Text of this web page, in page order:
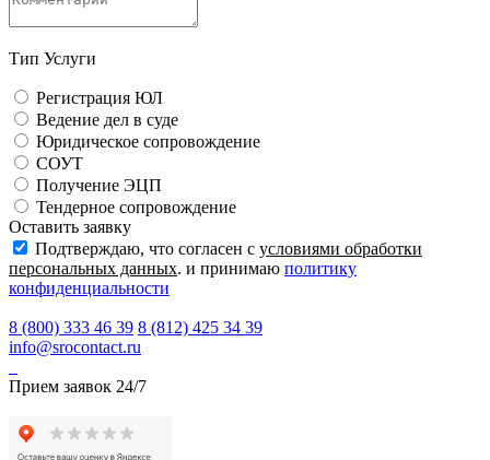
Тип Услуги
Регистрация ЮЛ
Ведение дел в суде
Юридическое сопровождение
СОУТ
Получение ЭЦП
Тендерное сопровождение
Оставить заявку
Подтверждаю, что согласен с условиями обработки
персональных данных. и принимаю политику
конфиденциальности
8 (800) 333 46 39 8 (812) 425 34 39
info@srocontact.ru
Прием заявок 24/7